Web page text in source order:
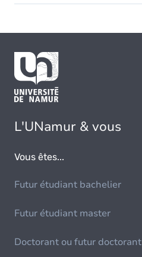
L'UNamur & vous
Vous êtes...
Futur étudiant bachelier
Futur étudiant master
Doctorant ou futur doctorant